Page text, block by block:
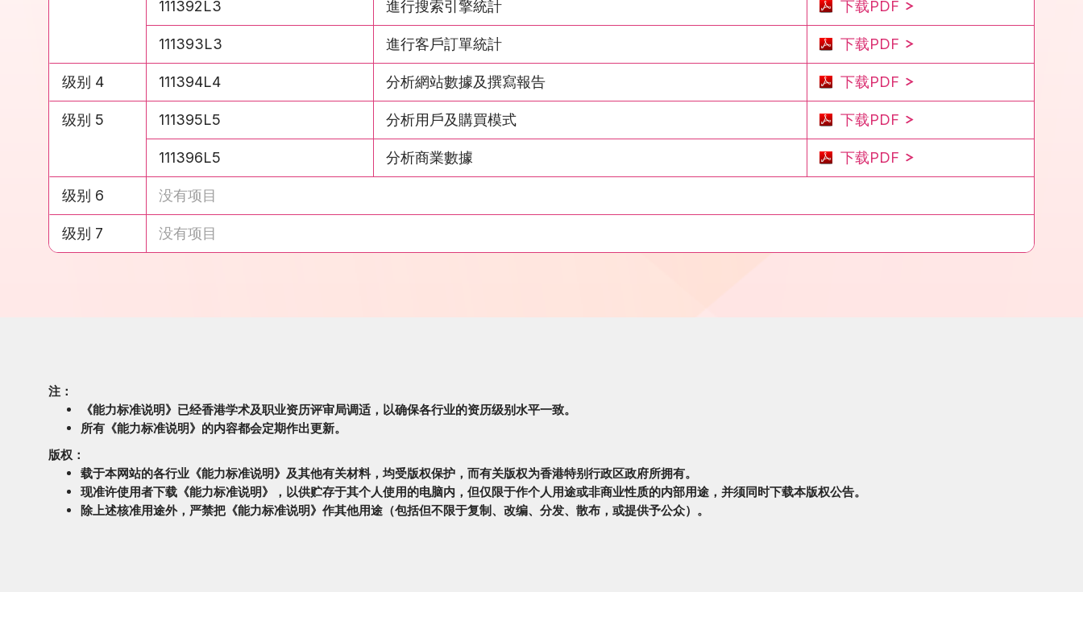
111392L3 進行搜索引擎統計 下载PDF
111393L3 進行客戶訂單統計 下载PDF
级别 4 111394L4 分析網站數據及撰寫報告 下载PDF
级别 5 111395L5 分析用戶及購買模式 下载PDF
111396L5 分析商業數據 下载PDF
级别 6 没有项目
级别 7 没有项目
注：
《能力标准说明》已经香港学术及职业资历评审局调适，以确保各行业的资历级别水平一致。
所有《能力标准说明》的内容都会定期作出更新。
版权：
载于本网站的各行业《能力标准说明》及其他有关材料，均受版权保护，而有关版权为香港特别行政区政府所拥有。
现准许使用者下载《能力标准说明》，以供贮存于其个人使用的电脑内，但仅限于作个人用途或非商业性质的内部用途，并须同时下载本版权公告。
除上述核准用途外，严禁把《能力标准说明》作其他用途（包括但不限于复制、改编、分发、散布，或提供予公众）。